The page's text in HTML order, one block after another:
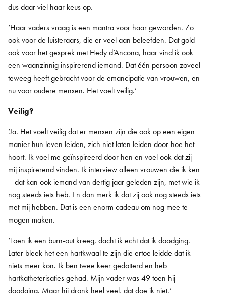
dus daar viel haar keus op.
‘Haar vaders vraag is een mantra voor haar geworden. Zo
ook voor de luisteraars, die er veel aan beleefden. Dat gold
ook voor het gesprek met Hedy d’Ancona, haar vind ik ook
een waanzinnig inspirerend iemand. Dat één persoon zoveel
teweeg heeft gebracht voor de emancipatie van vrouwen, en
nu voor oudere mensen. Het voelt veilig.’
Veilig?
‘Ja. Het voelt veilig dat er mensen zijn die ook op een eigen
manier hun leven leiden, zich niet laten leiden door hoe het
hoort. Ik voel me geïnspireerd door hen en voel ook dat zij
mij inspirerend vinden. Ik interview alleen vrouwen die ik ken
– dat kan ook iemand van dertig jaar geleden zijn, met wie ik
nog steeds iets heb. En dan merk ik dat zij ook nog steeds iets
met mij hebben. Dat is een enorm cadeau om nog mee te
mogen maken.
‘Toen ik een burn-out kreeg, dacht ik echt dat ik doodging.
Later bleek het een hartkwaal te zijn die ertoe leidde dat ik
niets meer kon. Ik ben twee keer gedotterd en heb
hartkatheterisaties gehad. Mijn vader was 49 toen hij
doodging. Maar hij dronk heel veel, dat doe ik niet.’